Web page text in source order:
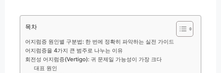
목차
어지럼증 원인별 구분법: 한 번에 정확히 파악하는 실전 가이드
어지럼증을 4가지 큰 범주로 나누는 이유
회전성 어지럼증(Vertigo): 귀 문제일 가능성이 가장 크다
대표 원인